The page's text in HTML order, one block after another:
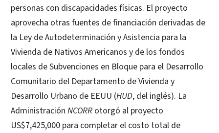
personas con discapacidades físicas. El proyecto
aprovecha otras fuentes de financiación derivadas de
la Ley de Autodeterminación y Asistencia para la
Vivienda de Nativos Americanos y de los fondos
locales de Subvenciones en Bloque para el Desarrollo
Comunitario del Departamento de Vivienda y
Desarrollo Urbano de EEUU (HUD, del inglés). La
Administración NCORR otorgó al proyecto
US$7,425,000 para completar el costo total de